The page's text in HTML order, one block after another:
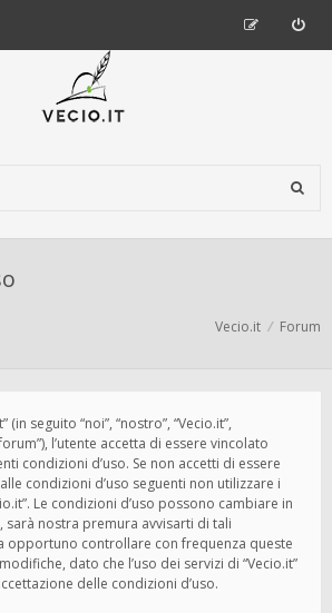
Vecio.it Forum
(in seguito “noi”, “nostro”, “Vecio.it”,
l’utente accetta di essere vincolato
condizioni d’uso. Se non accetti di essere
condizioni d’uso seguenti non utilizzare i
Le condizioni d’uso possono cambiare in
sarà nostra premura avvisarti di tali
opportuno controllare con frequenza queste
dato che l’uso dei servizi di “Vecio.it”
delle condizioni d’uso.